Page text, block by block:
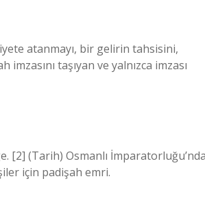
atanmayı, bir gelirin tahsisini,
taşıyan ve yalnızca imzası
[2] (Tarih) Osmanlı
için padişah emri.